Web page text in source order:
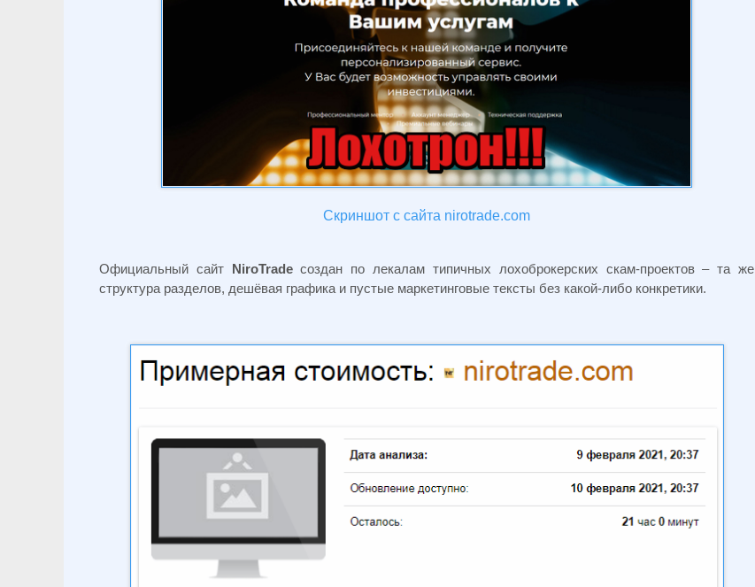
Скриншот с сайта nirotrade.com
Официальный сайт NiroTradeсоздан по лекалам типичных лохоброкерских скам-проектов – та же
структура разделов, дешёвая графика и пустые маркетинговые тексты без какой-либо конкретики.